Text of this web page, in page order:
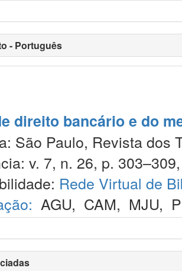
- Português
direito bancário e do
São Paulo, Revista dos
v. 7, n. 26, p.
Rede Virtual de
AGU, CAM, MJU,